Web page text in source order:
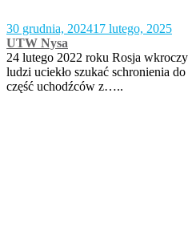
30 grudnia, 202417 lutego, 2025
UTW Nysa
24 lutego 2022 roku Rosja
ludzi uciekło szukać schronienia
część uchodźców z…..